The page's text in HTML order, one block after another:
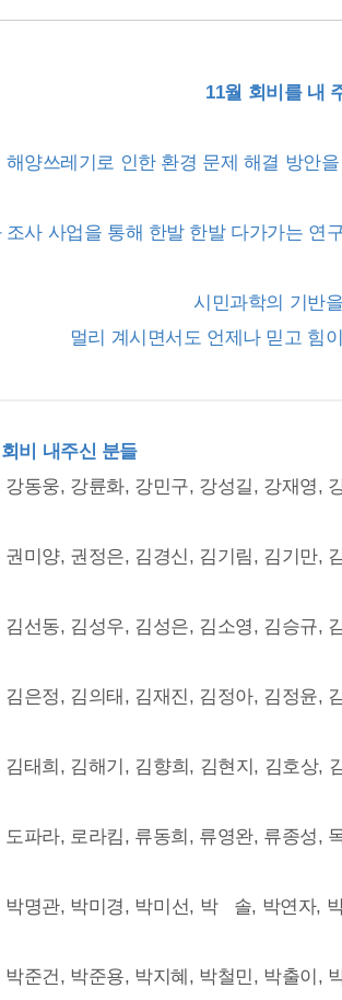
11월 회비를 내
해양쓰레기로 인한 환경 문제 해결 방안
조사 사업을 통해 한발 한발 다가가는 연
시민과학의 기반
멀리 계시면서도 언제나 믿고 힘
비 내주신 분들
강동웅, 강륜화, 강민구, 강성길, 강재영,
권미양, 권정은, 김경신, 김기림, 김기만,
김선동, 김성우, 김성은, 김소영, 김승규,
김은정, 김의태, 김재진, 김정아, 김정윤,
김태희, 김해기, 김향희, 김현지, 김호상,
도파라, 로라킴, 류동희, 류영완, 류종성,
박명관, 박미경, 박미선, 박 솔, 박연자,
박준건, 박준용, 박지혜, 박철민, 박출이,